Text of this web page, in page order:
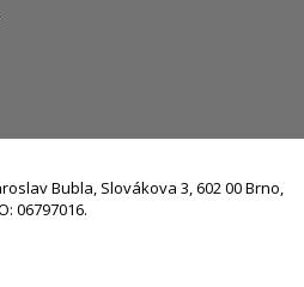
Bubla, Slovákova 3, 602 00 Brno,
06797016.